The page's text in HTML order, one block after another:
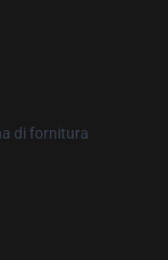
di fornitura